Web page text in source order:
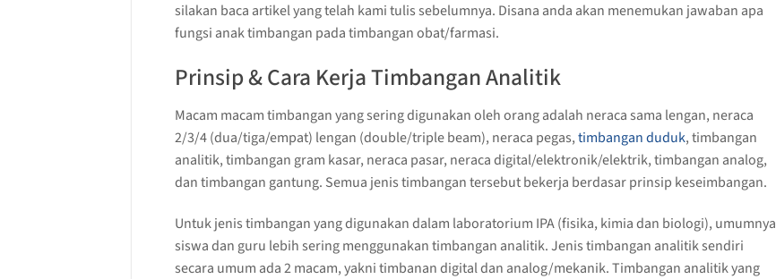
silakan baca artikel yang telah kami tulis sebelumnya. Disana anda akan menemukan jawaban apa
fungsi anak timbangan pada timbangan obat/farmasi.
Prinsip & Cara Kerja Timbangan Analitik
Macam macam timbangan yang sering digunakan oleh orang adalah neraca sama lengan, neraca
2/3/4 (dua/tiga/empat) lengan (double/triple beam), neraca pegas,timbangan duduk, timbangan
analitik, timbangan gram kasar, neraca pasar, neraca digital/elektronik/elektrik, timbangan analog,
dan timbangan gantung. Semua jenis timbangan tersebut bekerja berdasar prinsip keseimbangan.
Untuk jenis timbangan yang digunakan dalam laboratorium IPA (fisika, kimia dan biologi), umumnya
siswa dan guru lebih sering menggunakan timbangan analitik. Jenis timbangan analitik sendiri
secara umum ada 2 macam, yakni timbanan digital dan analog/mekanik. Timbangan analitik yang